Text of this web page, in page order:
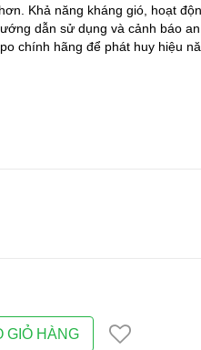
Khả năng kháng gió, hoạt
dẫn sử dụng và cảnh báo an
chính hãng để phát huy hiệu
GIỎ HÀNG